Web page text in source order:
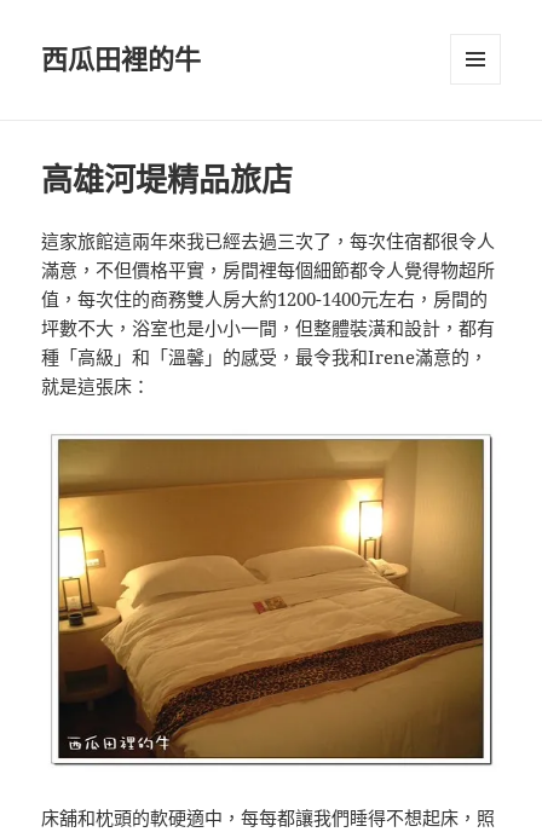
西瓜田裡的牛
高雄河堤精品旅店
這家旅館這兩年來我已經去過三次了，每次住宿都很令人
滿意，不但價格平實，房間裡每個細節都令人覺得物超所
值，每次住的商務雙人房大約1200-1400元左右，房間的
坪數不大，浴室也是小小一間，但整體裝潢和設計，都有
種「高級」和「溫馨」的感受，最令我和Irene滿意的，
就是這張床：
床舖和枕頭的軟硬適中，每每都讓我們睡得不想起床，照